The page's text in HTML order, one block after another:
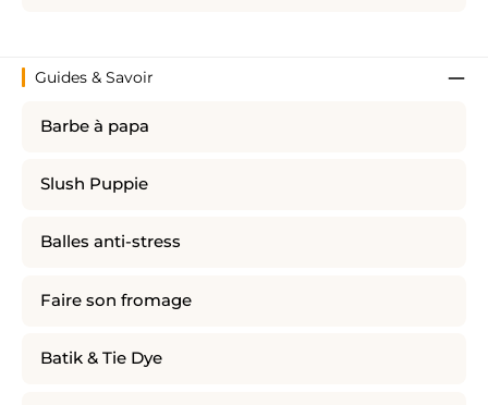
Guides & Savoir
Barbe à papa
Slush Puppie
Balles anti-stress
Faire son fromage
Batik & Tie Dye